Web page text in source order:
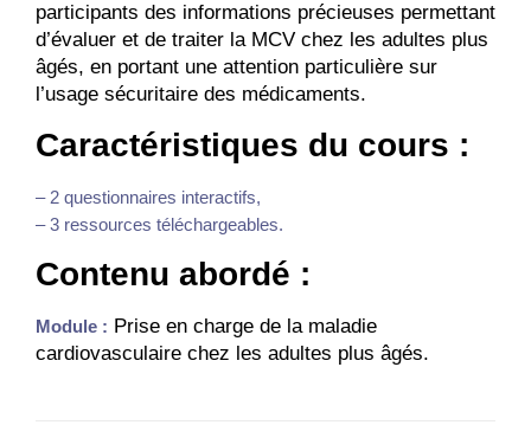
participants des informations précieuses permettant
d’évaluer et de traiter la MCV chez les adultes plus
âgés, en portant une attention particulière sur
l’usage sécuritaire des médicaments.
Caractéristiques du cours :
– 2 questionnaires interactifs,
– 3 ressources téléchargeables.
Contenu abordé :
Module : Prise en charge de la maladie
cardiovasculaire chez les adultes plus âgés.